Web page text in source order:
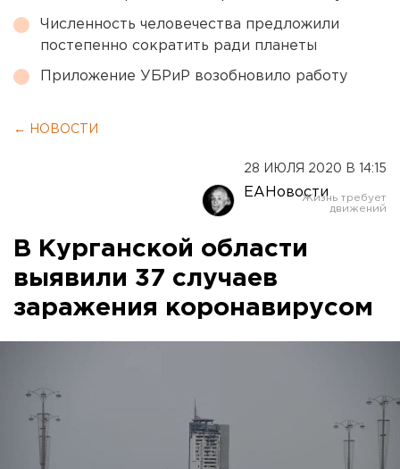
Численность человечества предложили
постепенно сократить ради планеты
Приложение УБРиР возобновило работу
← НОВОСТИ
28 ИЮЛЯ 2020 В 14:15
ЕАНовости
В Курганской области
выявили 37 случаев
заражения коронавирусом